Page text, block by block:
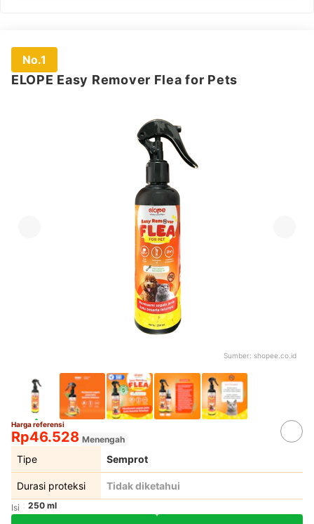
No.1
ELOPE Easy Remover Flea for Pets
Sumber: shopee.co.id
Harga referensi
Rp46.528 Menengah
Tipe Semprot
Durasi proteksi Tidak diketahui
Isi 250 ml